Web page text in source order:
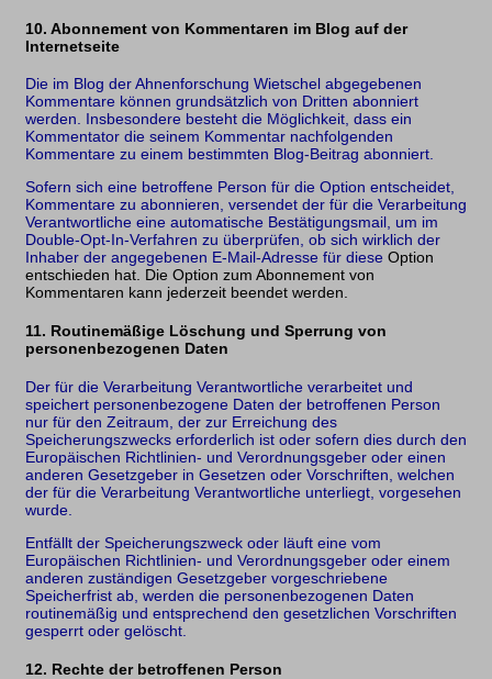
10. Abonnement von Kommentaren im Blog auf der
Internetseite
Die im Blog der Ahnenforschung Wietschel abgegebenen
Kommentare können grundsätzlich von Dritten abonniert
werden. Insbesondere besteht die Möglichkeit, dass ein
Kommentator die seinem Kommentar nachfolgenden
Kommentare zu einem bestimmten Blog-Beitrag abonniert.
Sofern sich eine betroffene Person für die Option entscheidet,
Kommentare zu abonnieren, versendet der für die Verarbeitung
Verantwortliche eine automatische Bestätigungsmail, um im
Double-Opt-In-Verfahren zu überprüfen, ob sich wirklich der
Inhaber der angegebenen E-Mail-Adresse für diese Option
entschieden hat. Die Option zum Abonnement von
Kommentaren kann jederzeit beendet werden.
11. Routinemäßige Löschung und Sperrung von
personenbezogenen Daten
Der für die Verarbeitung Verantwortliche verarbeitet und
speichert personenbezogene Daten der betroffenen Person
nur für den Zeitraum, der zur Erreichung des
Speicherungszwecks erforderlich ist oder sofern dies durch den
Europäischen Richtlinien- und Verordnungsgeber oder einen
anderen Gesetzgeber in Gesetzen oder Vorschriften, welchen
der für die Verarbeitung Verantwortliche unterliegt, vorgesehen
wurde.
Entfällt der Speicherungszweck oder läuft eine vom
Europäischen Richtlinien- und Verordnungsgeber oder einem
anderen zuständigen Gesetzgeber vorgeschriebene
Speicherfrist ab, werden die personenbezogenen Daten
routinemäßig und entsprechend den gesetzlichen Vorschriften
gesperrt oder gelöscht.
12. Rechte der betroffenen Person